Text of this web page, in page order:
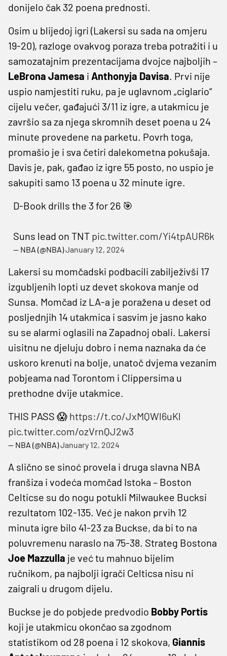
donijelo čak 32 poena prednosti.
Osim u blijedoj igri (Lakersi su sada na omjeru
19-20), razloge ovakvog poraza treba potražiti i u
samozatajnim prezentacijama dvojce najboljih –
LeBrona Jamesa i Anthonyja Davisa. Prvi nije
uspio namjestiti ruku, pa je uglavnom „ciglario“
cijelu večer, gađajući 3/11 iz igre, a utakmicu je
završio sa za njega skromnih deset poena u 24
minute provedene na parketu. Povrh toga,
promašio je i sva četiri dalekometna pokušaja.
Davis je, pak, gađao iz igre 55 posto, no uspio je
sakupiti samo 13 poena u 32 minute igre.
D-Book drills the 3 for 26 🎯
Suns lead on TNT pic.twitter.com/Yi4tpAUR6k
— NBA (@NBA)January 12, 2024
Lakersi su momčadski podbacili zabilježivši 17
izgubljenih lopti uz devet skokova manje od
Sunsa. Momčad iz LA-a je poražena u deset od
posljednjih 14 utakmica i sasvim je jasno kako
su se alarmi oglasili na Zapadnoj obali. Lakersi
uisitnu ne djeluju dobro i nema naznaka da će
uskoro krenuti na bolje, unatoč dvjema vezanim
pobjeama nad Torontom i Clippersima u
prethodne dvije utakmice.
THIS PASS 😱 https://t.co/JxMQWl6uKl
pic.twitter.com/ozVrnQJ2w3
— NBA (@NBA)January 12, 2024
A slično se sinoć provela i druga slavna NBA
franšiza i vodeća momčad Istoka – Boston
Celticse su do nogu potukli Milwaukee Bucksi
rezultatom 102-135. Već je nakon prvih 12
minuta igre bilo 41-23 za Buckse, da bi to na
poluvremenu naraslo na 75-38. Strateg Bostona
Joe Mazzulla je već tu mahnuo bijelim
ručnikom, pa najbolji igrači Celticsa nisu ni
zaigrali u drugom dijelu.
Buckse je do pobjede predvodio Bobby Portis
koji je utakmicu okončao sa zgodnom
statistikom od 28 poena i 12 skokova, Giannis